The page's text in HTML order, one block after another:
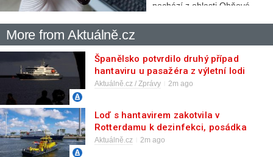
pochází z oblasti Ohňové
More from Aktuálně.cz
Španělsko potvrdilo druhý případ
hantaviru u pasažéra z výletní lodi
Aktuálně.cz / Zprávy 2m ago
Loď s hantavirem zakotvila v
Rotterdamu k dezinfekci, posádka
půjde do karantény
Aktuálně.cz 2m ago